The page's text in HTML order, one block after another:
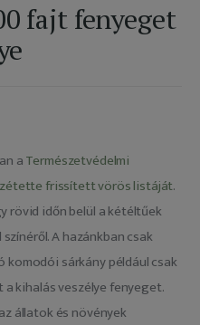
fajt fenyeget
a Természetvédelmi
frissített vörös listáját.
rövid időn belül a kétéltűek
A hazánkban csak
sárkány például csak
kihalás veszélye fenyeget.
állatok és növények